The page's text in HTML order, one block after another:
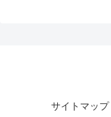
サイトマップ